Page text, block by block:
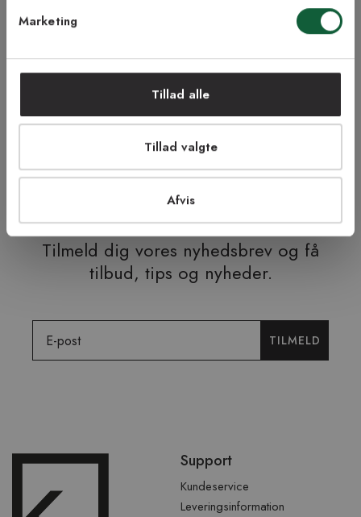
Marketing
Tillad alle
Tillad valgte
Afvis
ÅBENT KØB I 90 DAGE
FRI RETUR TRYG E-HANDEL
Tilmeld dig vores nyhedsbrev og få
tilbud, tips og nyheder.
TILMELD
over
Support
Kundeservice
Leveringsinformation